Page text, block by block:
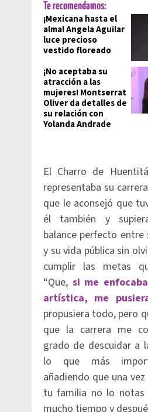
Te recomendamos:
¡Mexicana hasta el
alma! Angela Aguilar
luce precioso
vestido floreado
¡No aceptaba su
atracción a las
mujeres! Montserrat
Oliver da detalles de
su relación con
Yolanda Andrade
El Charro de
representaba su
que le aconsejó que
él también y
balance perfecto entre
y su vida pública sin
cumplir las metas
“Que, si me
artística, me
propusiera todo, pero
que la carrera me
grado de descuidar a
lo que más
añadiendo que una
tu familia no lo notas
mucho tiempo y